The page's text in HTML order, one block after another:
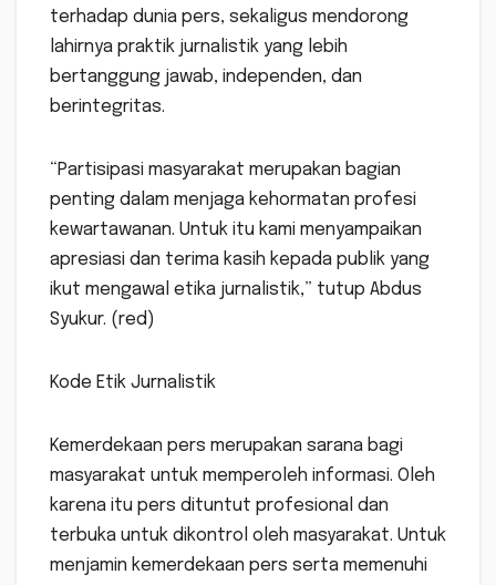
terhadap dunia pers, sekaligus mendorong
lahirnya praktik jurnalistik yang lebih
bertanggung jawab, independen, dan
berintegritas.
“Partisipasi masyarakat merupakan bagian
penting dalam menjaga kehormatan profesi
kewartawanan. Untuk itu kami menyampaikan
apresiasi dan terima kasih kepada publik yang
ikut mengawal etika jurnalistik,” tutup Abdus
Syukur. (red)
Kode Etik Jurnalistik
Kemerdekaan pers merupakan sarana bagi
masyarakat untuk memperoleh informasi. Oleh
karena itu pers dituntut profesional dan
terbuka untuk dikontrol oleh masyarakat. Untuk
menjamin kemerdekaan pers serta memenuhi